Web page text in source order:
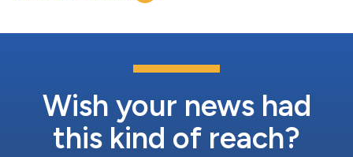
GW inkomsten genereert en ~4 GW i...
Wish your news had
this kind of reach?